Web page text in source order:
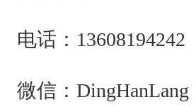
电话： 13608194242
微信：DingHanLang